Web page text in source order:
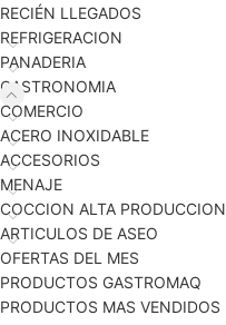
RECIÉN LLEGADOS
REFRIGERACION
PANADERIA
GASTRONOMIA
COMERCIO
ACERO INOXIDABLE
ACCESORIOS
MENAJE
COCCION ALTA PRODUCCION
ARTICULOS DE ASEO
OFERTAS DEL MES
PRODUCTOS GASTROMAQ
PRODUCTOS MAS VENDIDOS